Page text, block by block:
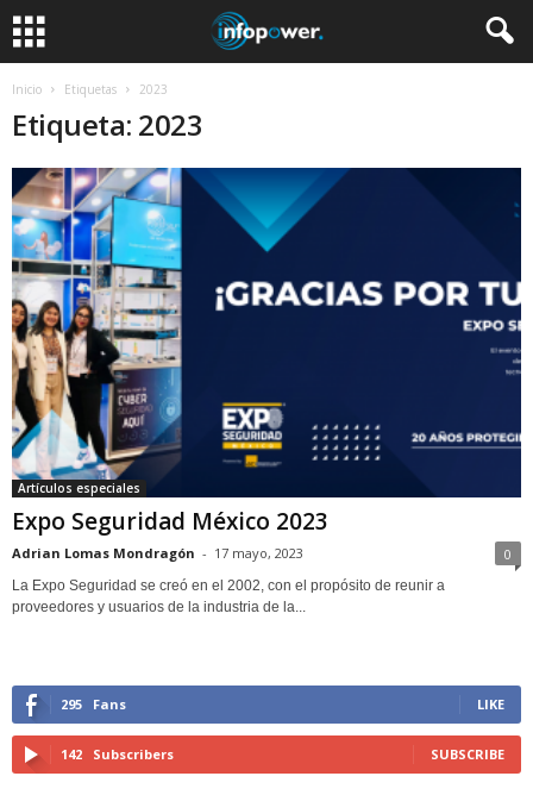
Inicio Etiquetas 2023
Etiqueta: 2023
Artículos especiales
Expo Seguridad México 2023
Adrian Lomas Mondragón - 17 mayo, 2023 0
La Expo Seguridad se creó en el 2002, con el propósito de reunir a
proveedores y usuarios de la industria de la...
295 Fans LIKE
142 Subscribers SUBSCRIBE